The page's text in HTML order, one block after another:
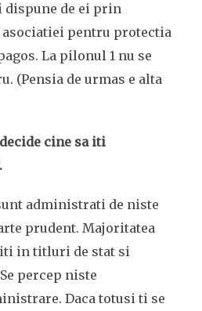
dispune de ei prin
pentru protectia
La pilonul 1 nu se
(Pensia de urmas e alta
cine sa iti
administrati de niste
prudent. Majoritatea
in titluri de stat si
percep niste
Daca totusi ti se